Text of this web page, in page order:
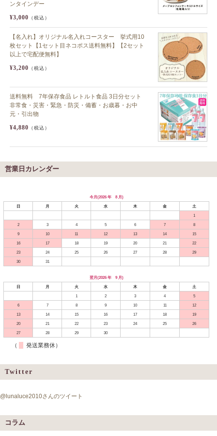
ンタインデー
¥3,000 （税込）
【名入れ】オリジナル名入れコースター 挙式用10
枚セット【1セット目ネコポス送料無料】【2セット
以上で宅配便無料】
¥3,200 （税込）
送料無料 7年保存食品 レトルト食品 3日分セット
非常食・災害・緊急・防災・備蓄・お歳暮・お中
元・引出物
¥4,880 （税込）
営業日カレンダー
今月(2026 年 8 月)
日
月 火 水 木 金
土
1
2
3 4 5 6 7
8
9
10 11 12 13 14
15
16
17 18 19 20 21
22
23
24 25 26 27 28
29
30
31
翌月(2026 年 9 月)
日
月 火 水 木 金
土
1
2 3 4
5
6
7 8 9 10 11
12
13
14 15 16 17 18
19
20
21 22 23 24 25
26
27
28 29 30
（ 発送業務休）
Twitter
@lunaluce2010さんのツイート
コラム